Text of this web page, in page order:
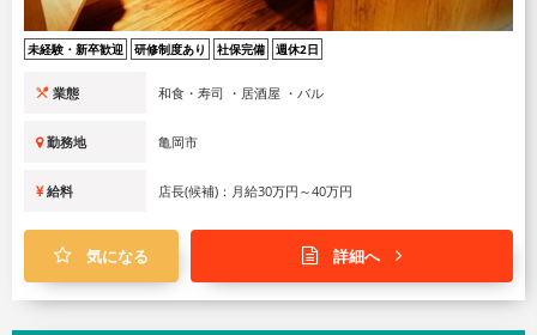
未経験・新卒歓迎 研修制度あり 社保完備 週休2日
業態 和食・寿司 ・居酒屋 ・バル
勤務地 亀岡市
給料 店長(候補)：月給30万円～40万円
気になる 詳細へ